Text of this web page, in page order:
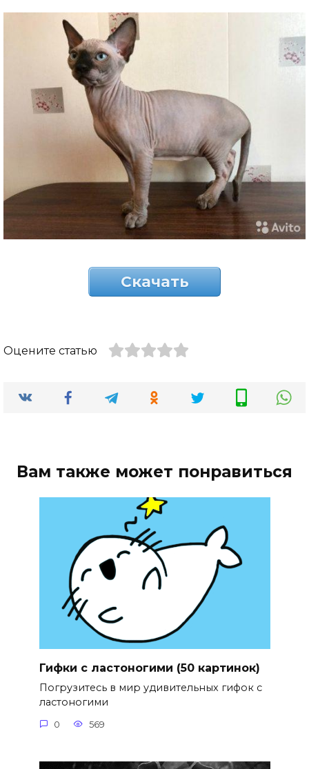
Скачать
Оцените статью
Вам также может понравиться
Гифки с ластоногими (50 картинок)
Погрузитесь в мир удивительных гифок с
ластоногими
0 569